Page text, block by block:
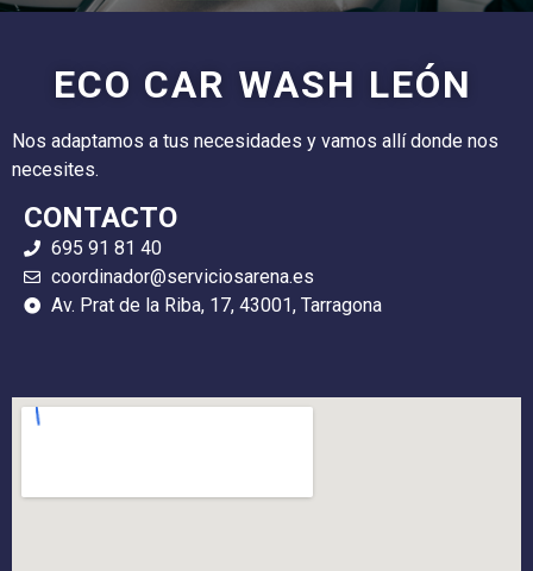
ECO CAR WASH LEÓN
Nos adaptamos a tus necesidades y vamos allí donde nos
necesites.
CONTACTO
695 91 81 40
coordinador@serviciosarena.es
Av. Prat de la Riba, 17, 43001, Tarragona